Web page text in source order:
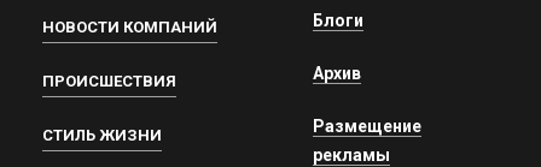
НОВОСТИ КОМПАНИЙ
ПРОИСШЕСТВИЯ
СТИЛЬ ЖИЗНИ
Блоги
Архив
Размещение
рекламы